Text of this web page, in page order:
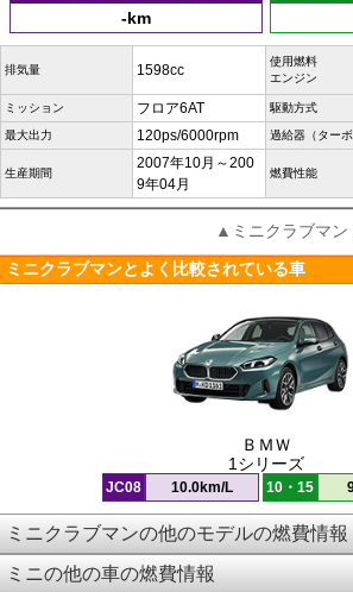
-km
排気量 1598cc
使用燃料
エンジン
ミッション フロア6AT 駆動方式
最大出力 120ps/6000rpm 過給器（ターボ
生産期間
2007年10月～200
9年04月
燃費性能
▲ミニクラブマン
ミニクラブマンとよく比較されている車
ＢＭＷ
1シリーズ
JC08 10.0km/L 10・15
ミニクラブマンの他のモデルの燃費情報
ミニの他の車の燃費情報